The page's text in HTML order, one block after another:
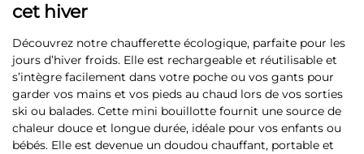
cet hiver
Découvrez notre chaufferette écologique, parfaite pour les
jours d’hiver froids. Elle est rechargeable et réutilisable et
s’intègre facilement dans votre poche ou vos gants pour
garder vos mains et vos pieds au chaud lors de vos sorties
ski ou balades. Cette mini bouillotte fournit une source de
chaleur douce et longue durée, idéale pour vos enfants ou
bébés. Elle est devenue un doudou chauffant, portable et